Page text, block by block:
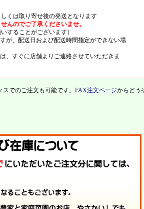
くは取り寄せ後の発送となります
んのでご了承くださいませ。
することがございます）
が、配送日および配送時間指定ができない場
、すぐに店舗よりご連絡させていただきま
でのご注文も可能です。 FAX注文ページからどう